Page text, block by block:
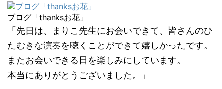
ブログ「thanksお花」
「先日は、まりこ先生にお会いできて、皆さんのひ
たむきな演奏を聴くことができて嬉しかったです。
またお会いできる日を楽しみにしています。
本当にありがとうございました。」